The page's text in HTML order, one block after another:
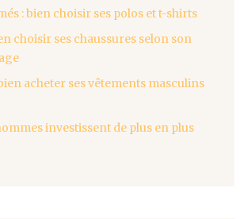
: bien choisir ses polos et t-shirts
choisir ses chaussures selon son
acheter ses vêtements masculins
investissent de plus en plus